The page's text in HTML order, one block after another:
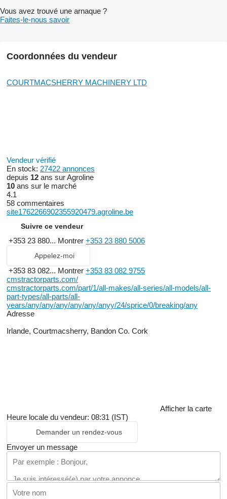
Vous avez trouvé une arnaque ?
Faites-le-nous savoir
Coordonnées du vendeur
COURTMACSHERRY MACHINERY LTD
Vendeur vérifié
En stock: 27422 annonces
depuis 12 ans sur Agroline
10 ans sur le marché
4.1
58 commentaires
site1762266902355920479.agroline.be
Suivre ce vendeur
+353 23 880... Montrer +353 23 880 5006
Appelez-moi
+353 83 082... Montrer +353 83 082 9755
cmstractorparts.com/
cmstractorparts.com/part/1/all-makes/all-series/all-models/all-
part-types/all-parts/all-
years/any/any/any/any/any/anyy/24/sprice/0/breaking/any
Adresse
Irlande, Courtmacsherry, Bandon Co. Cork
Afficher la carte
Heure locale du vendeur: 08:31 (IST)
Demander un rendez-vous
Envoyer un message